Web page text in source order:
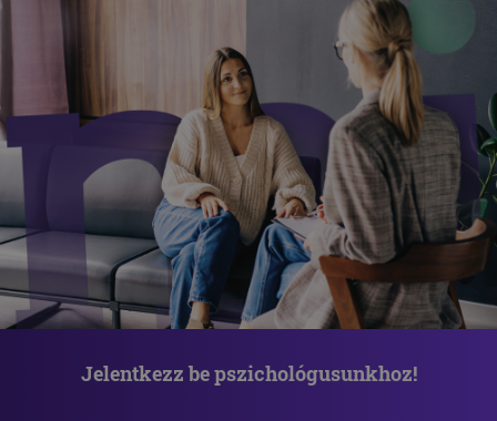
Jelentkezz be pszichológusunkhoz!